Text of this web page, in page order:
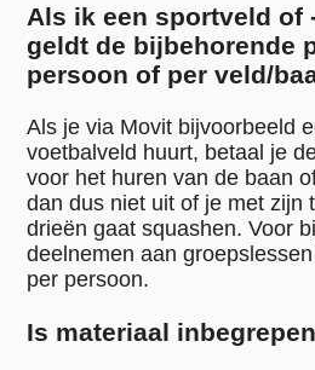
Als ik een sportveld of
geldt de bijbehorende
persoon of per veld/
Als je via Movit bijvoorbeeld
voetbalveld huurt, betaal je
voor het huren van de baan
dan dus niet uit of je met zijn
drieën gaat squashen. Voor
deelnemen aan
per persoon.
Is materiaal